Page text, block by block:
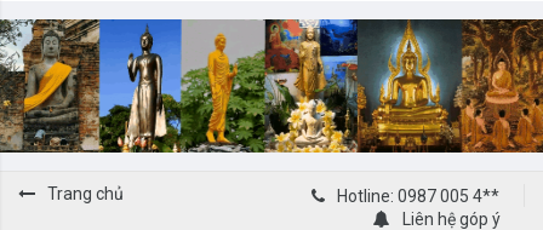
Trang chủ
Hotline: 0987 005 4**
Liên hệ góp ý